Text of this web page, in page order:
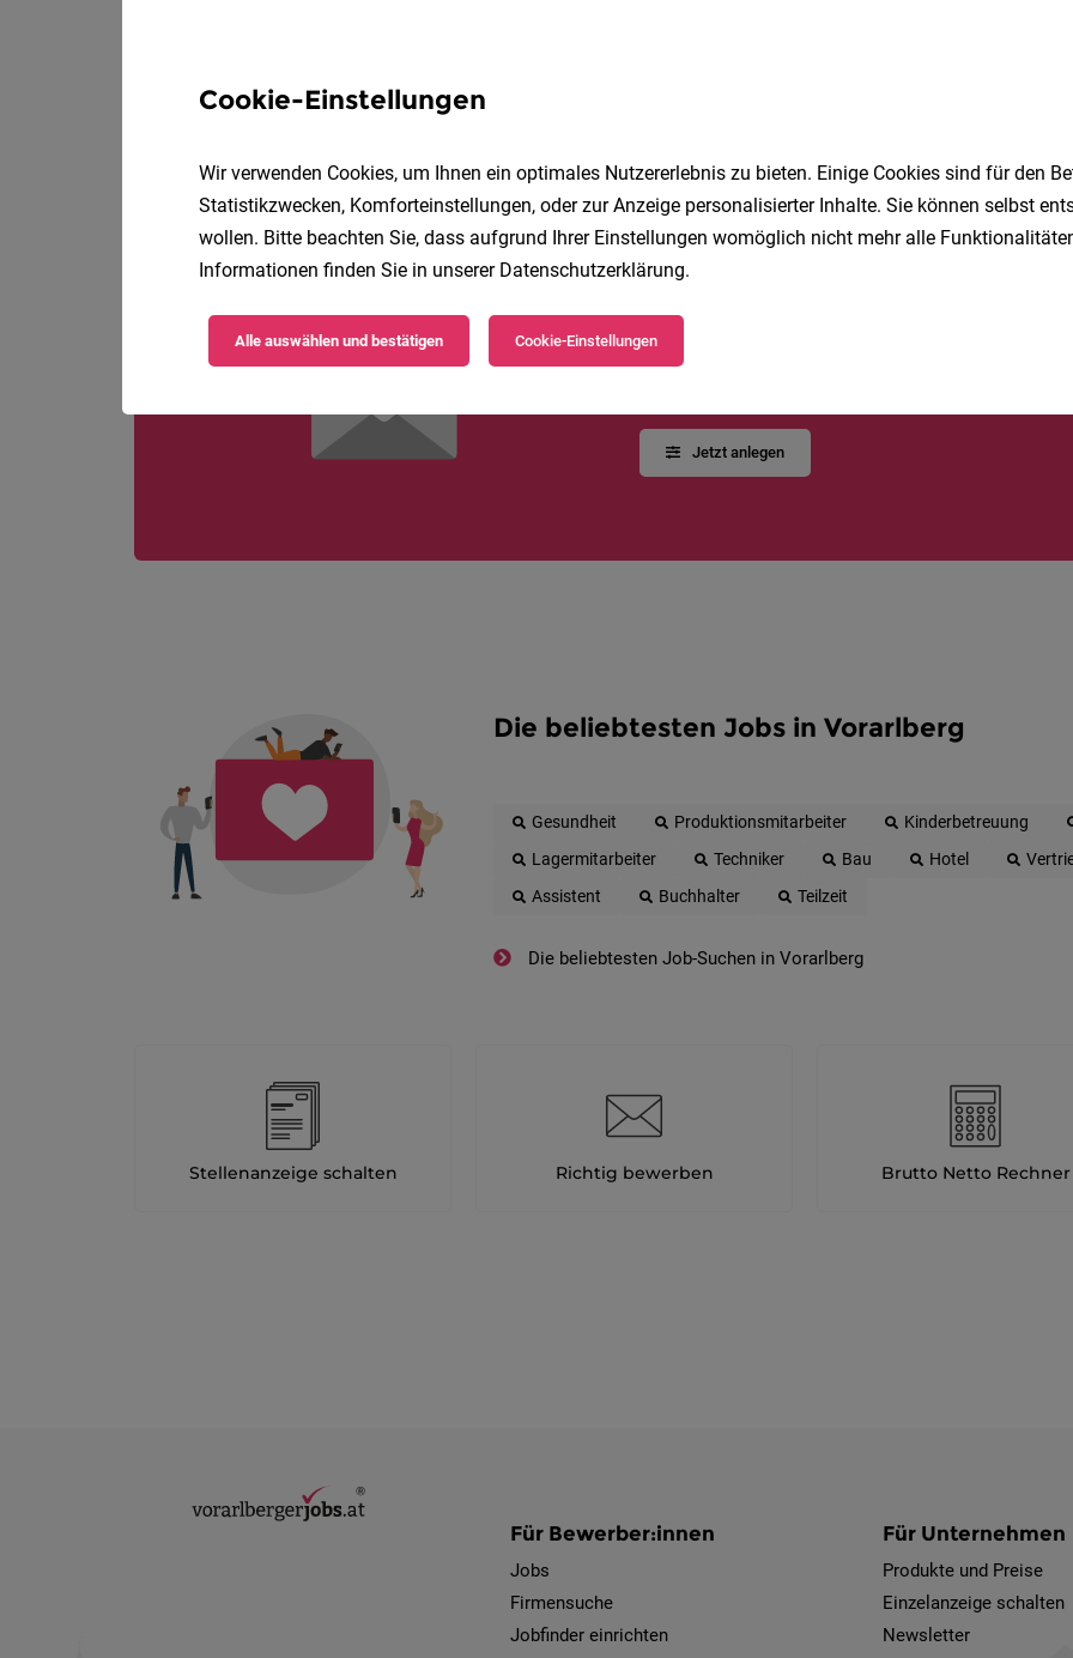
Gebrüder Weiss Gesellschaft m.b.H.
1
Speichere deine Suche als
Jetzt anlegen
Die beliebtesten Jobs in Vorarlberg
Gesundheit Produktionsmitarbeiter Kinderbetreuung
Lagermitarbeiter
Techniker Bau Hotel
Assistent
Buchhalter Teilzeit
Die beliebtesten Job-Suchen in Vorarlberg
Stellenanzeige schalten Richtig bewerben Brutto Netto Rechner
Für Bewerber:innen
Jobs
Firmensuche
Jobfinder einrichten
Für Unternehmen
Produkte und Preise
Einzelanzeige schalten
Newsletter
Cookie-Einstellungen
Wir verwenden Cookies, um Ihnen ein optimales Nutzererlebnis zu bieten. Einige Cookies sind für den
Statistikzwecken, Komforteinstellungen, oder zur Anzeige personalisierter Inhalte. Sie können selbst
wollen. Bitte beachten Sie, dass aufgrund Ihrer Einstellungen womöglich nicht mehr alle
Informationen finden Sie in unserer Datenschutzerklärung.
Alle auswählen und bestätigen Cookie-Einstellungen